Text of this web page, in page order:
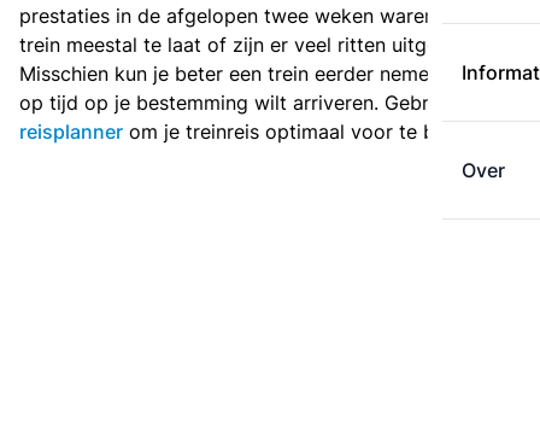
Over
prestaties in de afgelopen twee weken waren. Is deze
trein meestal te laat of zijn er veel ritten uitgevallen?
Misschien kun je beter een trein eerder nemen als je
op tijd op je bestemming wilt arriveren. Gebruik de
reisplanner om je treinreis optimaal voor te bereiden.